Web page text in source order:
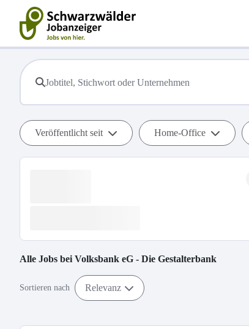
Veröffentlicht seit Home-Office
Alle Jobs bei Volksbank eG - Die Gestalterbank
Sortieren nach Relevanz